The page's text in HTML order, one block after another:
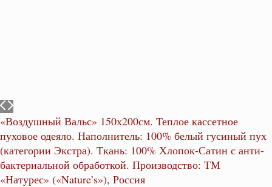
«Воздушный Вальс» 150х200см. Теплое кассетное
пуховое одеяло. Наполнитель: 100% белый гусиный пух
(категории Экстра). Ткань: 100% Хлопок-Сатин с анти-
бактериальной обработкой. Производство: ТМ
«Натурес» («Nature’s»), Россия